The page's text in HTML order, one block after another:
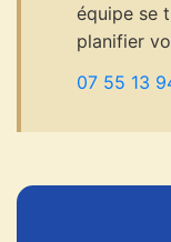
équipe se
planifier
07 55 13